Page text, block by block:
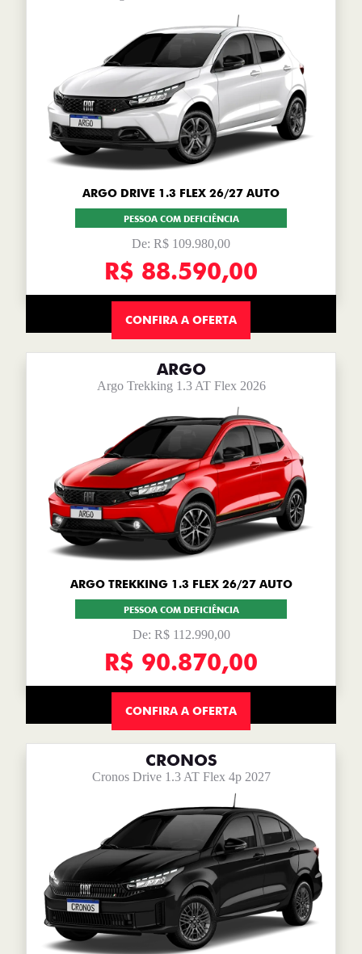
ARGO DRIVE 1.3 FLEX 26/27 AUTO
PESSOA COM DEFICIÊNCIA
De: R$ 109.980,00
R$ 88.590,00
CONFIRA A OFERTA
ARGO
Argo Trekking 1.3 AT Flex 2026
ARGO TREKKING 1.3 FLEX 26/27 AUTO
PESSOA COM DEFICIÊNCIA
De: R$ 112.990,00
R$ 90.870,00
CONFIRA A OFERTA
CRONOS
Cronos Drive 1.3 AT Flex 4p 2027